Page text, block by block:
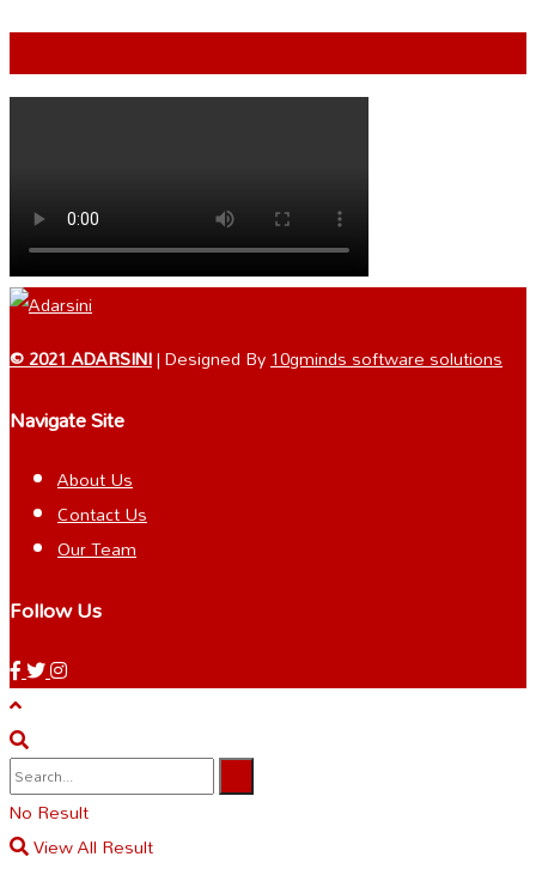
© 2021 ADARSINI| Designed By10gminds software solutions
Navigate Site
About Us
Contact Us
Our Team
Follow Us
No Result
View All Result